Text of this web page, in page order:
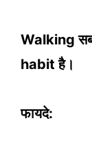
Walking
habit है।
फायदे: